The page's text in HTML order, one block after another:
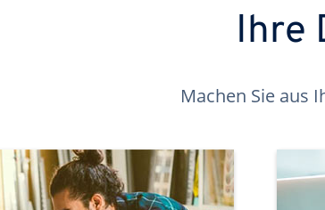
Ihre
Machen Sie aus